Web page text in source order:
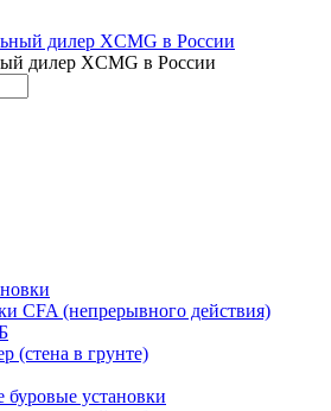
дилер XCMG в России
CFA (непрерывного действия)
(стена в грунте)
установки